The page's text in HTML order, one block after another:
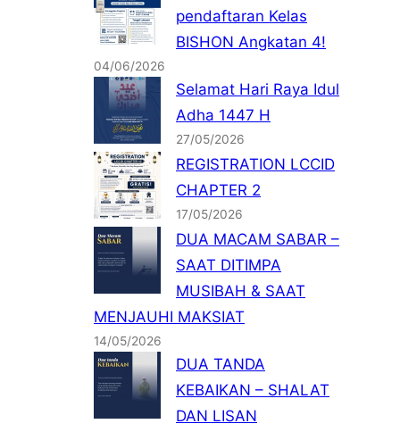
pendaftaran Kelas
BISHON Angkatan 4!
04/06/2026
Selamat Hari Raya Idul
Adha 1447 H
27/05/2026
REGISTRATION LCCID
CHAPTER 2
17/05/2026
DUA MACAM SABAR –
SAAT DITIMPA
MUSIBAH & SAAT
MENJAUHI MAKSIAT
14/05/2026
DUA TANDA
KEBAIKAN – SHALAT
DAN LISAN